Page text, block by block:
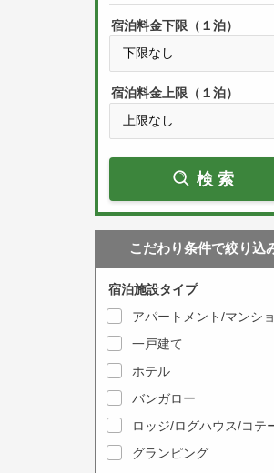
e
w
a
r
w
e
t
o
t
e
t
e
w
a
r
w
k
t
o
n
宿泊料金下限（１泊）
宿泊料金上限（１泊）
検索
こだわり条件で絞り込
宿泊施設タイプ
アパートメント/マンシ
一戸建て
ホテル
バンガロー
ロッジ/ログハウス/コテ
グランピング